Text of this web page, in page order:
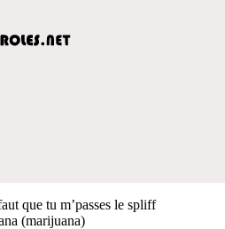
que tu m’passes le spliff
(marijuana)